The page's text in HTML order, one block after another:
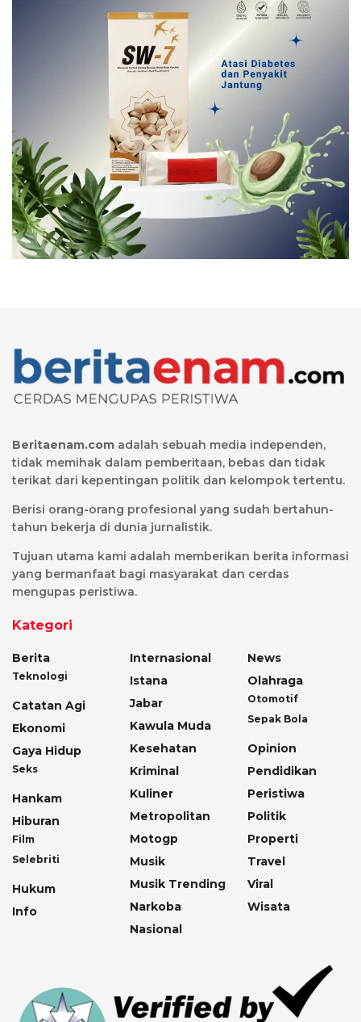
Beritaenam.com adalah sebuah media independen,
tidak memihak dalam pemberitaan, bebas dan tidak
terikat dari kepentingan politik dan kelompok tertentu.
Berisi orang-orang profesional yang sudah bertahun-
tahun bekerja di dunia jurnalistik.
Tujuan utama kami adalah memberikan berita informasi
yang bermanfaat bagi masyarakat dan cerdas
mengupas peristiwa.
Kategori
Berita
Teknologi
Catatan Agi
Ekonomi
Gaya Hidup
Seks
Hankam
Hiburan
Film
Selebriti
Hukum
Info
Internasional
Istana
Jabar
Kawula Muda
Kesehatan
Kriminal
Kuliner
Metropolitan
Motogp
Musik
Musik Trending
Narkoba
Nasional
News
Olahraga
Otomotif
Sepak Bola
Opinion
Pendidikan
Peristiwa
Politik
Properti
Travel
Viral
Wisata